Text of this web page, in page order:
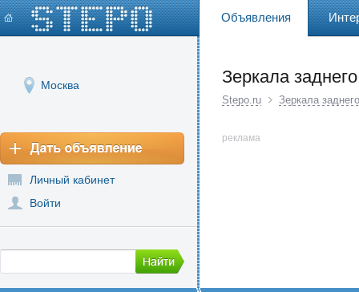
Объявления
Москва
Личный кабинет
Войти
Зеркала
Stepo.ru Зеркала
реклама